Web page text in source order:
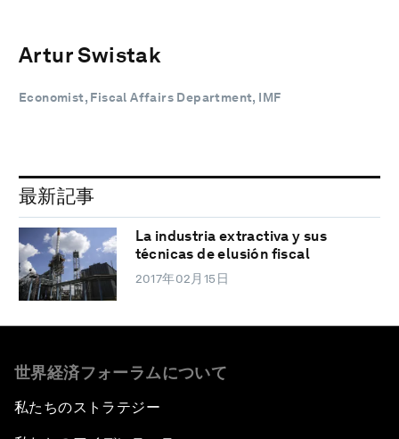
Artur Swistak
Economist, Fiscal Affairs Department, IMF
最新記事
La industria extractiva y sus
técnicas de elusión fiscal
2017年02月15日
世界経済フォーラムについて
私たちのストラテジー